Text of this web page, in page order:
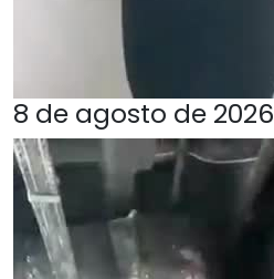
8 de agosto de 2026